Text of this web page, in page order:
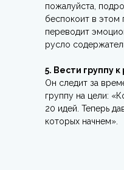
пожалуйста,
беспокоит в этом
переводит
русло
5. Вести группу к
Он следит за
группу на цели:
20 идей. Теперь
которых начнем».